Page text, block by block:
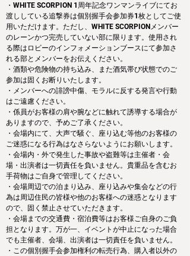
・WHITE SCORPION 1周年記念ワンマンライブにてお
渡ししている追撃券は個別握手会参加券1枚としてご使
用いただけます。ただし、WHITE SCORPIONメンバー
のレーンかつ完売していない部に限ります。使用され
る際はロビーのインフォメーションブースにて参加さ
れる部とメンバーをお伝えください。
・酒類や危険物の持ち込み、また酒気帯び状態でのご
参加は固くお断りいたします。
・メンバーへの誹謗中傷、モラルに反する発言や行動
はご遠慮ください。
・係員がお客様の肩や腕などに触れて誘導する場合が
ありますので、予めご了承ください。
・会場内にて、大声で騒ぐ、座り込む等他のお客様の
ご迷惑になる行為はなさらないようにお願いします。
・会場内・外で発生した事故や盗難等は主催者・会
場・出演者は一切責任を負いません。貴重品を含むお
手荷物はご自身で管理してください。
・会場周辺での泊まり込み、座り込みや集会などの行
為は周辺住民の皆様や他のお客様への迷惑となります
ので、固く禁止させていただきます。
・会場までの交通費・宿泊費等はお客様ご自身のご負
担となります。万が一、イベントが中止になった場合
でも主催者、会場、出演者は一切責任を負いません。
・この個別握手会参加権利の転売行為、購入者以外の